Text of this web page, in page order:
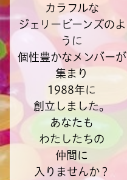
カラフルな
ジェリービーンズのよ
うに
個性豊かなメンバーが
集まり
1988年に
創立しました。
あなたも
わたしたちの
仲間に
入りませんか？